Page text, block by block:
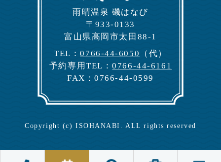
⾬晴温泉 磯はなび
〒933-0133
富⼭県⾼岡市太⽥88-1
TEL：0766-44-6050
（代）
予約専⽤TEL：0766-44-6161
FAX：0766-44-0599
Copyright (c) ISOHANABI. ALL rights reserved